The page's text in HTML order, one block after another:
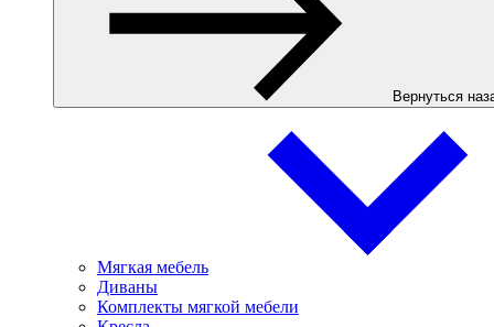
Вернуться
Мягкая мебель
Диваны
Комплекты мягкой мебели